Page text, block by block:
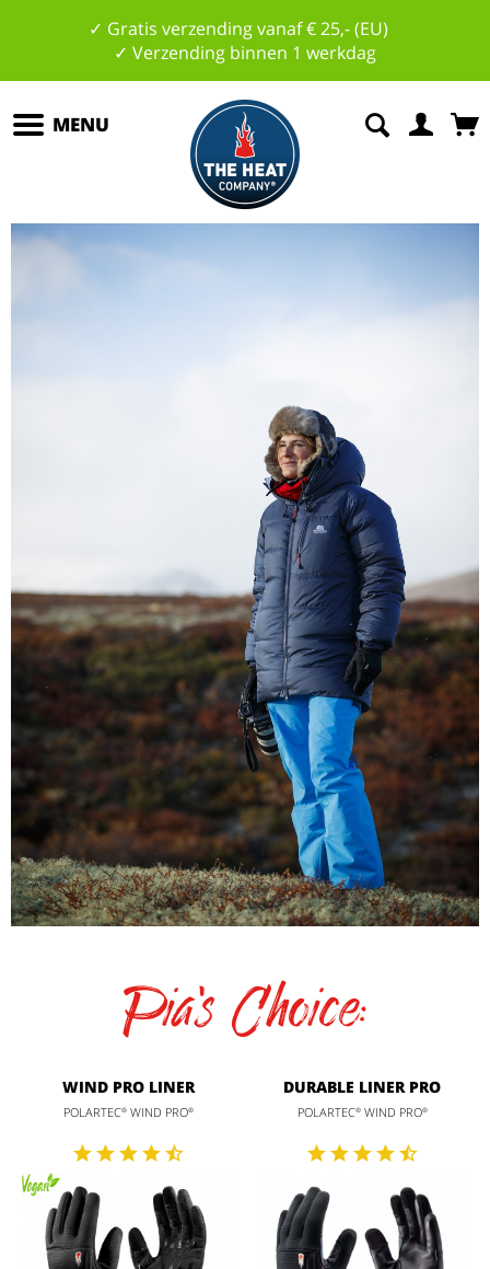
✓ Gratis verzending vanaf € 25,- (EU)
✓ Verzending binnen 1 werkdag
MENU
Pia's Choice:
WIND PRO LINER
POLARTEC®WIND PRO®
DURABLE LINER PRO
POLARTEC®WIND PRO®